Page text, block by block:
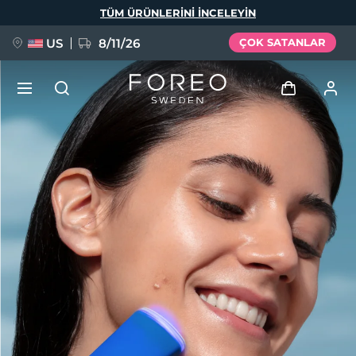
TÜM ÜRÜNLERINI INCELEYIN
US 8/11/26 ÇOK SATANLAR
Giriş
Kullanici profi̇li̇
Cihazlarım
Siparişlerim
Adresim
Aboneliklerim
YENİ
FAQ™ Pure Beauty-Tech Elixir
BREAKING NEWS
issa™ Teeth Whitening Set
Dil Seçimi
English Deutsch
Español
Français
Português
Polski
Русский
Türkçe
简体中文 繁體中文